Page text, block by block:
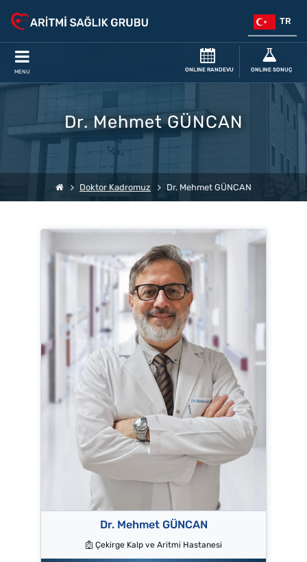
TR
MENU ONLINE RANDEVU ONLINE SONUÇ
Dr. Mehmet GÜNCAN
Doktor Kadromuz Dr. Mehmet GÜNCAN
Dr. Mehmet GÜNCAN
Çekirge Kalp ve Aritmi Hastanesi